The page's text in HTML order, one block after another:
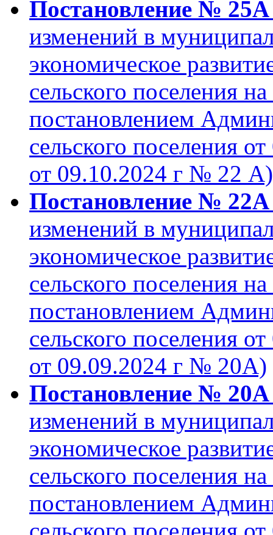
Постановление № 25А
изменений в
экономическое
сельского поселения
постановлением
сельского поселения
от 09.10.2024 г № 22 А)
Постановление № 22А
изменений в
экономическое
сельского поселения
постановлением
сельского поселения
от 09.09.2024 г № 20А)
Постановление № 20А
изменений в
экономическое
сельского поселения
постановлением